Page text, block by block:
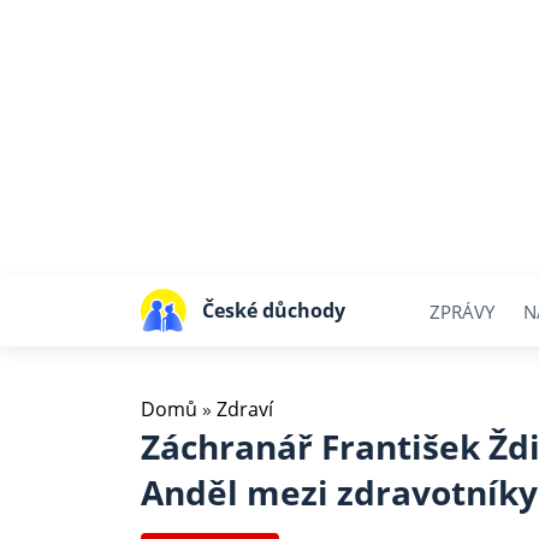
České důchody ZPRÁVY
Domů » Zdraví
Záchranář František
Anděl mezi